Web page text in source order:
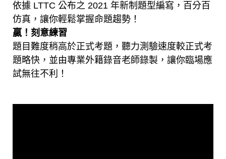
依據 LTTC 公布之 2021 年新制題型編寫，百分百
仿真，讓你輕鬆掌握命題趨勢！
贏！刻意練習
題目難度稍高於正式考題，聽力測驗速度較正式考
題略快，並由專業外籍錄音老師錄製，讓你臨場應
試無往不利！